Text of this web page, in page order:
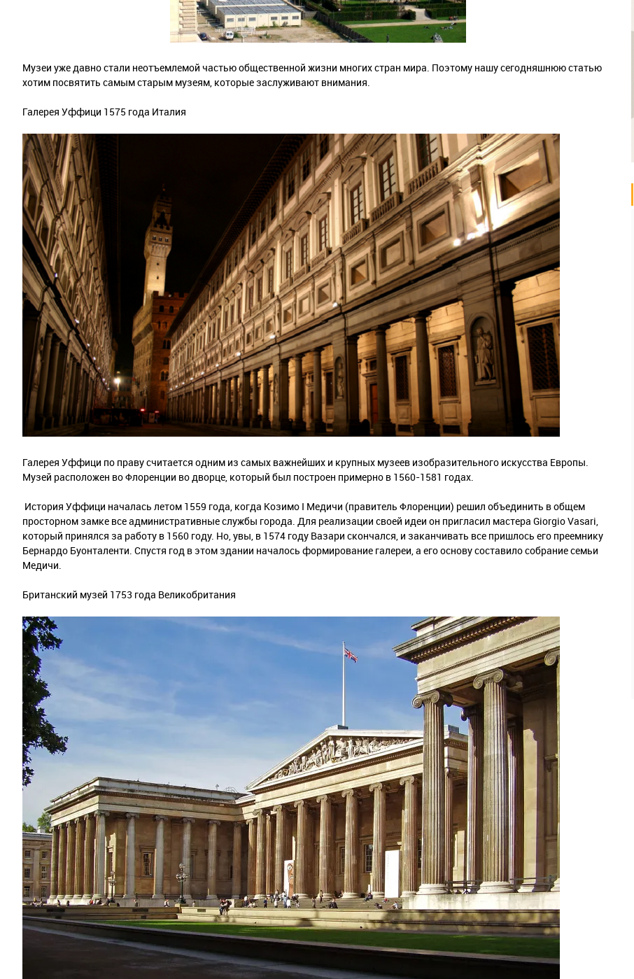
Музеи уже давно стали неотъемлемой частью общественной жизни многих стран мира. Поэтому нашу сегодняшнюю статью
хотим посвятить самым старым музеям, которые заслуживают внимания.
Галерея Уффици 1575 года Италия
Галерея Уффици по праву считается одним из самых важнейших и крупных музеев изобразительного искусства Европы.
Музей расположен во Флоренции во дворце, который был построен примерно в 1560-1581 годах.
История Уффици началась летом 1559 года, когда Козимо I Медичи (правитель Флоренции) решил объединить в общем
просторном замке все административные службы города. Для реализации своей идеи он пригласил мастера Giorgio Vasari,
который принялся за работу в 1560 году. Но, увы, в 1574 году Вазари скончался, и заканчивать все пришлось его преемнику
Бернардо Буонталенти. Спустя год в этом здании началось формирование галереи, а его основу составило собрание семьи
Медичи.
Британский музей 1753 года Великобритания